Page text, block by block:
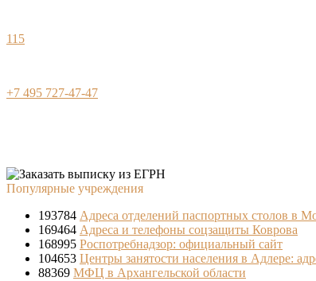
115
+7 495 727-47-47
Популярные учреждения
193784 Адреса отделений паспортных столов в
169464 Адреса и телефоны соцзащиты Коврова
168995 Роспотребнадзор: официальный сайт
104653 Центры занятости населения в Адлере:
88369 МФЦ в Архангельской области